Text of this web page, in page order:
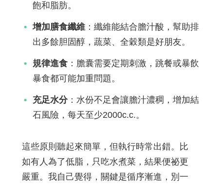
飽和脂肪。
增加膳食纖維 ：纖維能結合膽汁酸，幫助排
出多餘胆固醇，蔬菜、全穀類是好朋友。
規律進食 ：膽囊需要定期刺激，跳餐或暴飲
暴食都可能加重問題。
充足水分：水份不足會讓膽汁濃稠，增加結
石風險，每天至少2000c.c.。
這些原則聽起來簡單，但執行時常出錯。比
如有人為了低脂，只吃水煮菜，結果便祕更
嚴重。我自己覺得，關鍵是循序漸進，別一